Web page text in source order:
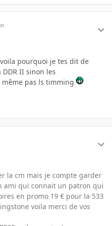
voila pourquoi je tes dit de
II sinon les
pas ls timming
la cm mais je compte garder
ami qui connait un patron qui
en promo 19 € pour la 533
voila merci de vos